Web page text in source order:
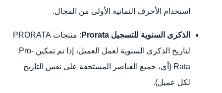
استخدام الأحرف الثمانية الأولى من المجال.
الذكرى السنوية للتسجيل Prorata
: منتجات PRORATA
لتاريخ الذكرى السنوية لعمل العميل، إذا تم تمكين Pro-
Rata (أي، جميع العناصر المستحقة على نفس التاريخ
لكل عميل).